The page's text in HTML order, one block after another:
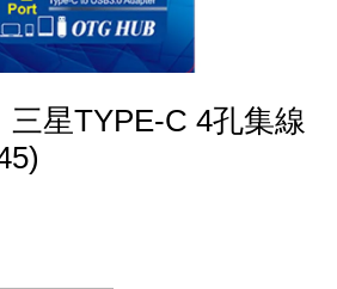
三星TYPE-C 4孔集線